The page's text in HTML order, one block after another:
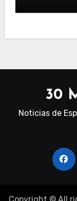
30
Noticias de
Copyright © All